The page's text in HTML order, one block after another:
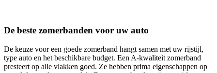
De beste zomerbanden voor uw auto
De keuze voor een goede zomerband hangt samen met uw rijstijl,
type auto en het beschikbare budget. Een A-kwaliteit zomerband
presteert op alle vlakken goed. Ze hebben prima eigenschappen op